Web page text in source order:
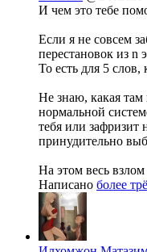
И чем это тебе
Если я не совсем
перестановок из n
То есть для 5 слов,
Не знаю, какая
нормальной
тебя или зафризит
принудительно
На этом весь взлом
Написано более